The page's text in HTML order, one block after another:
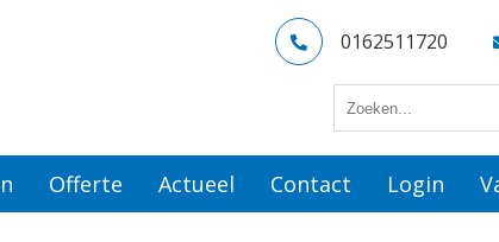
0162511720
Offerte Actueel Contact Login